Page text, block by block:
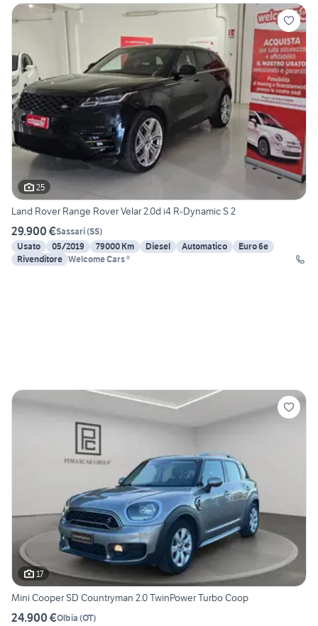
25
Land Rover Range Rover Velar 2.0d i4 R-Dynamic S 2
29.900 €Sassari(SS)
Usato
05/2019 79000 Km Diesel Automatico
Euro 6e
Rivenditore Welcome Cars ®
17
Mini Cooper SD Countryman 2.0 TwinPower Turbo Coop
24.900 €Olbia (OT)